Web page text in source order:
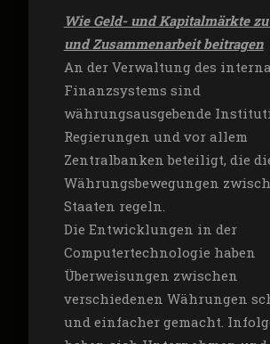
Wie Geld- und Kapitalmärkte
und Zusammenarbeit beitragen
An der Verwaltung des
Finanzsystems sind
währungsausgebende
Regierungen und vor allem
Zentralbanken beteiligt, die
Währungsbewegungen
Staaten regeln.
Die Entwicklungen in der
Computertechnologie haben
Überweisungen zwischen
verschiedenen Währungen
und einfacher gemacht.